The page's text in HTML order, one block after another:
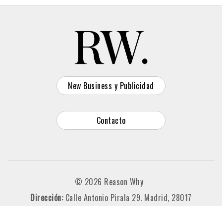
New Business y Publicidad
Contacto
© 2026 Reason Why
Dirección: Calle Antonio Pirala 29. Madrid, 28017